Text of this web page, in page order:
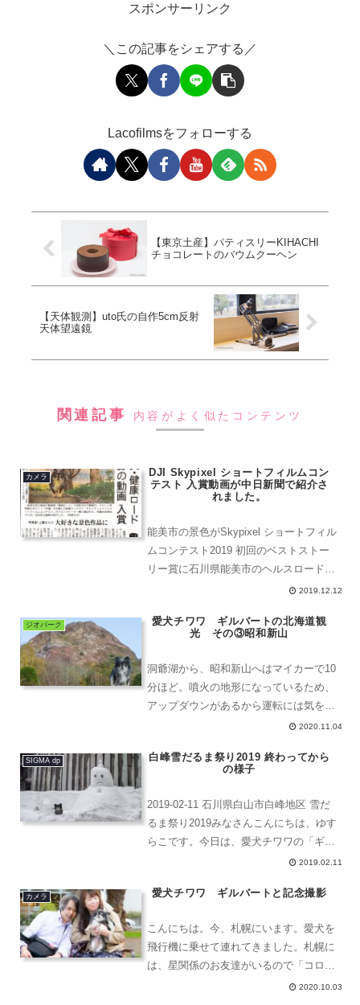
スポンサーリンク
＼この記事をシェアする／
Lacofilmsをフォローする
【東京土産】パティスリーKIHACHI
チョコレートのバウムクーヘン
【天体観測】uto氏の自作5cm反射
天体望遠鏡
関連記事 内容がよく似たコンテンツ
カメラ
DJI Skypixel ショートフィルムコン
テスト 入賞動画が中日新聞で紹介さ
れました。
能美市の景色がSkypixel ショートフィル
ムコンテスト2019 初回のベストストー
リー賞に石川県能美市のヘルスロード
（通称 桜ロード）で撮影した動画『The
ーン世界...
2019.12.12
ジオパーク
愛犬チワワ ギルバートの北海道観
光 その③昭和新山
洞爺湖から、昭和新山へはマイカーで10
分ほど。噴火の地形になっているため、
アップダウンがあるから運転には気をつ
けてね。冬は特にね。昭和新山とギルは
です。芝生の手入れとか行き届いてる。
2020.11.04
SIGMA dp
白峰雪だるま祭り2019 終わってから
の様子
2019-02-11 石川県白山市白峰地区 雪だ
るま祭り2019みなさんこんにちは、ゆす
らこです。今日は、愛犬チワワの「ギル
バート(オス)」を連れて、石川県白山市
「雪だるままつり」のあとを見てきまし
2019.02.11
カメラ 愛犬チワワ ギルバートと記念撮影
こんにちは。今、札幌にいます。愛犬を
飛行機に乗せて連れてきました。札幌に
は、星関係のお友達がいるので「コロナ
だけどお外で会いませんか？」とお誘い
2020.10.03